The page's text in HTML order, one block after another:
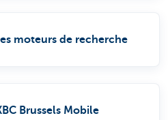
moteurs de recherche
Brussels Mobile